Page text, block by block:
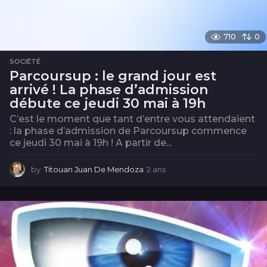
710 0
SOCIÉTÉ
Parcoursup : le grand jour est
arrivé ! La phase d’admission
débute ce jeudi 30 mai à 19h
C’est le moment que tant d’entre vous attendaient
: la phase d’admission de Parcoursup commence
ce jeudi 30 mai à 19h ! A partir de...
by Titouan Juan De Mendoza 2 ans
s